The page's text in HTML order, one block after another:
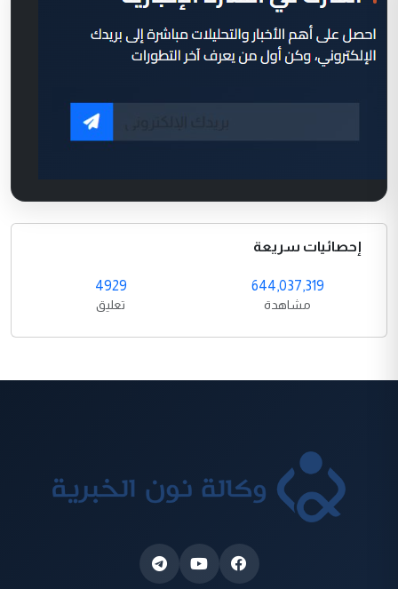
إحصائيات سريعة
644,037,319
مشاهدة
4929
تعليق